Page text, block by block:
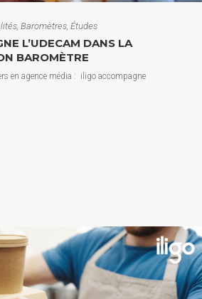
, Baromètres, Études
L’UDECAM DANS LA
BAROMÈTRE
en agence média : iligo accompagne